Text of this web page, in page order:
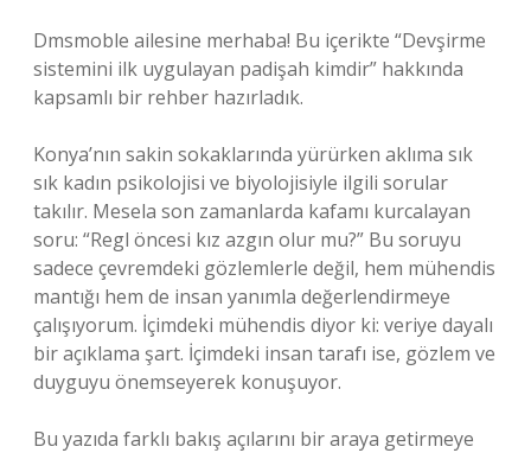
Dmsmoble ailesine merhaba! Bu içerikte “Devşirme
sistemini ilk uygulayan padişah kimdir” hakkında
kapsamlı bir rehber hazırladık.
Konya’nın sakin sokaklarında yürürken aklıma sık
sık kadın psikolojisi ve biyolojisiyle ilgili sorular
takılır. Mesela son zamanlarda kafamı kurcalayan
soru: “Regl öncesi kız azgın olur mu?” Bu soruyu
sadece çevremdeki gözlemlerle değil, hem mühendis
mantığı hem de insan yanımla değerlendirmeye
çalışıyorum. İçimdeki mühendis diyor ki: veriye dayalı
bir açıklama şart. İçimdeki insan tarafı ise, gözlem ve
duyguyu önemseyerek konuşuyor.
Bu yazıda farklı bakış açılarını bir araya getirmeye